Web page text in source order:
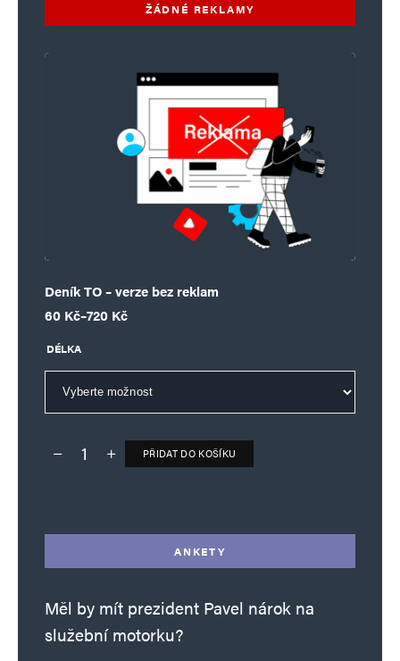
ŽÁDNÉ REKLAMY
Deník TO – verze bez reklam
60 Kč–720 Kč
Rozpětí cen: 60 Kč až 720 Kč
DÉLKA
Deník TO – verze bez reklam množství
PŘIDAT DO KOŠÍKU
ANKETY
Měl by mít prezident Pavel nárok na
služební motorku?